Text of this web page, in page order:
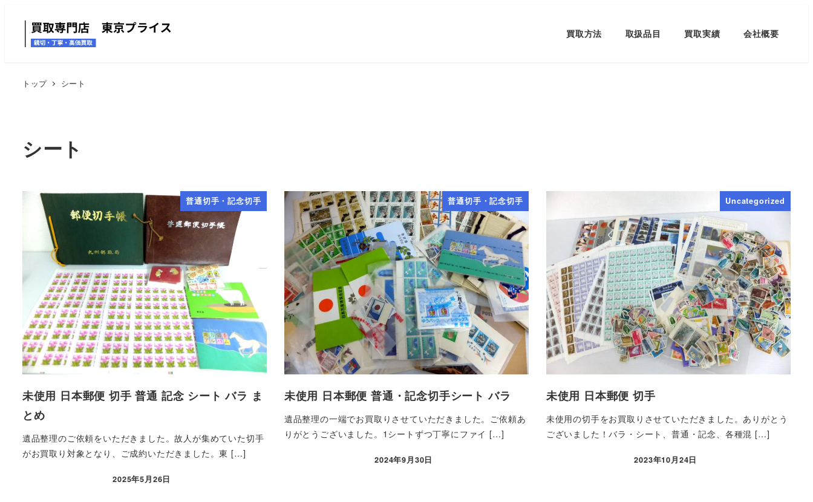
買取方法 取扱品目 買取実績 会社概要
トップ シート
シート
普通切手・記念切手
未使用 日本郵便 切手 普通 記念 シート バラ ま
とめ
遺品整理のご依頼をいただきました。故人が集めていた切手
がお買取り対象となり、ご成約いただきました。東 […]
2025年5月26日
普通切手・記念切手
未使用 日本郵便 普通・記念切手シート バラ
遺品整理の一端でお買取りさせていただきました。ご依頼あ
りがとうございました。1シートずつ丁寧にファイ […]
2024年9月30日
Uncategorized
未使用 日本郵便 切手
未使用の切手をお買取りさせていただきました。ありがとう
ございました！バラ・シート、普通・記念、各種混 […]
2023年10月24日